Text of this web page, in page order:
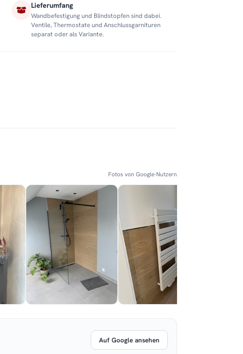
Lieferumfang
Wandbefestigung und Blindstopfen sind dabei.
Ventile, Thermostate und Anschlussgarnituren
separat oder als Variante.
Fotos von Google-Nutzern
Auf Google ansehen